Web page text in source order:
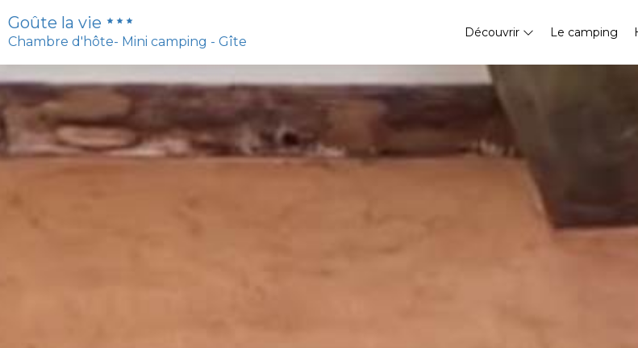
Goûte la vie
Chambre d'hôte- Mini camping - Gîte
Découvrir Le camping